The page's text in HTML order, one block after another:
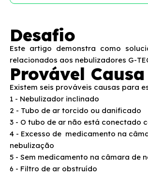
Nebulizador NEBMESH1 produz
produz névoa
Nebulizador NEBMESH1 desliga
durante o uso
Nebulizador não liga
Nebulizador não liga
Nebulizador Desk DC1 não
Desafio
Este artigo demonstra como
relacionados aos nebulizadores G-
Provável Causa
Existem seis prováveis causas para
1 - Nebulizador inclinado
2 - Tubo de ar torcido ou danificado
3 - O tubo de ar não está conectado
4 - Excesso de medicamento na
nebulização
5 - Sem medicamento na câmara de
6 - Filtro de ar obstruído